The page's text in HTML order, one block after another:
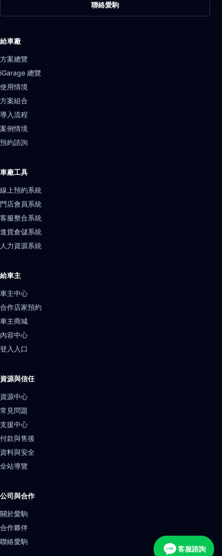
聯絡愛駒
給車廠
方案總覽
iGarage 總覽
使用情境
方案組合
導入流程
案例情境
預約諮詢
車廠工具
線上預約系統
門店會員系統
客服整合系統
進貨倉儲系統
人力資源系統
給車主
車主中心
合作店家預約
車主商城
內容中心
登入入口
資源與信任
資源中心
常見問題
支援中心
付款與售後
資料與安全
全站導覽
公司與合作
關於愛駒
合作夥伴
聯絡愛駒
LINE 客服諮詢